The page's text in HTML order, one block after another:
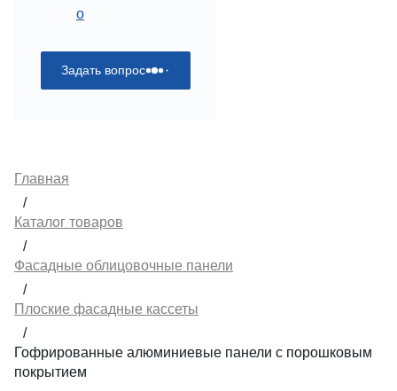
o
Задать вопрос
Главная
/
Каталог товаров
/
Фасадные облицовочные панели
/
Плоские фасадные кассеты
/
Гофрированные алюминиевые панели с порошковым
покрытием